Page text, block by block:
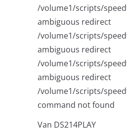
/volume1/scripts/
ambiguous redirect
/volume1/scripts/
ambiguous redirect
/volume1/scripts/
ambiguous redirect
/volume1/scripts/
command not found
Van DS214PLAY